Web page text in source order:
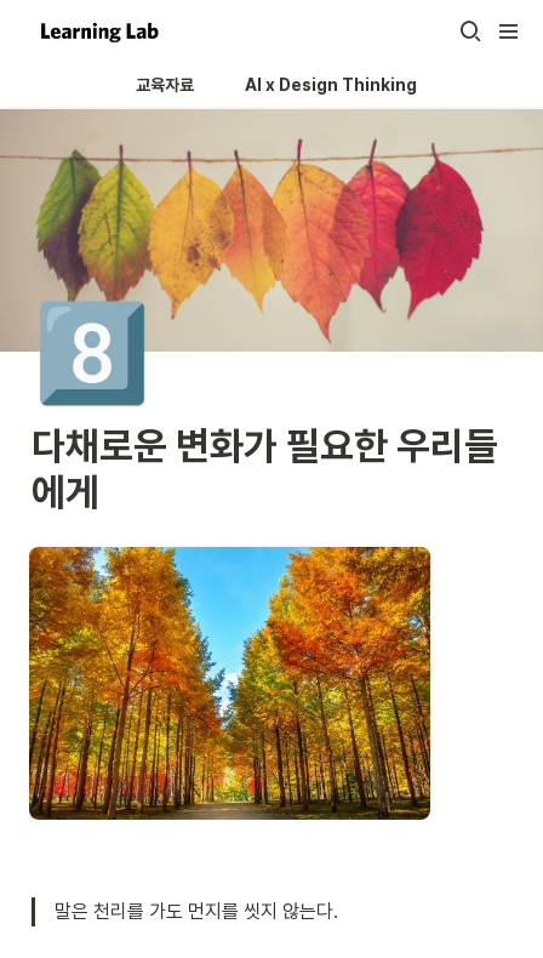
교육자료 AI x Design Thinking
8️⃣
다채로운 변화가 필요한 우리들
에게
말은 천리를 가도 먼지를 씻지 않는다.